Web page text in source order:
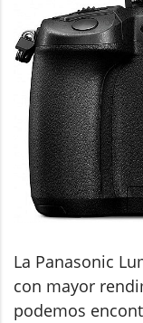
La Panasonic
con mayor
podemos